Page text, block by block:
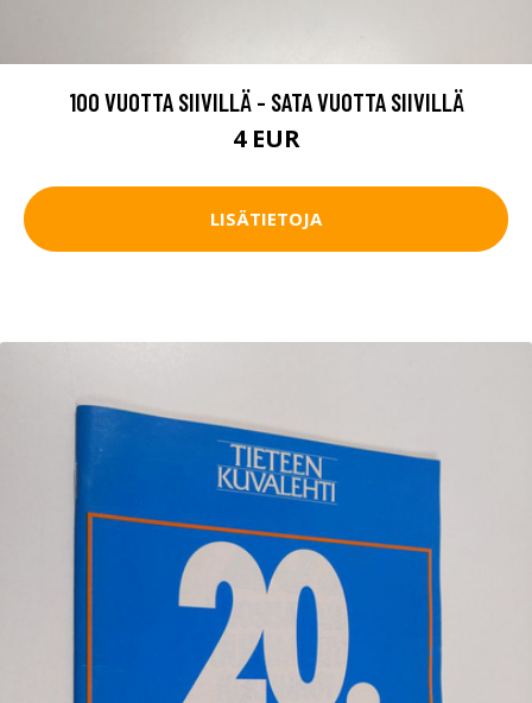
100 VUOTTA SIIVILLÄ - SATA VUOTTA SIIVILLÄ
4 EUR
LISÄTIETOJA